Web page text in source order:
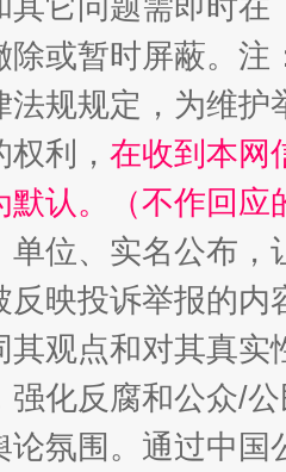
后
除或暂时屏蔽。
法规规定，为维
利， 在收到本网
默认。（不作回应
单位、实名公布
反映投诉举报的
其观点和对其真实
强化反腐和公众/
论氛围。通过中